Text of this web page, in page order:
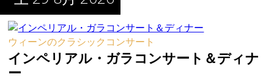
ウィーンのクラシックコンサート
インペリアル・ガラコンサート＆ディナ
ー